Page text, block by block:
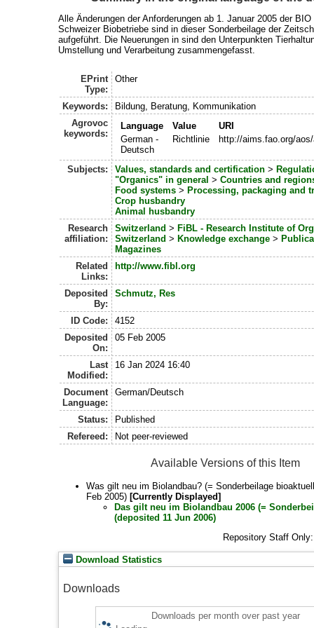
Alle Änderungen der Anforderungen ab 1. Januar 2005 der
Schweizer Biobetriebe sind in dieser Sonderbeilage der
aufgeführt. Die Neuerungen in sind den Unterpunkten
Umstellung und Verarbeitung zusammengefasst.
EPrint
Type:
Other
Keywords:
Bildung, Beratung, Kommunikation
Agrovoc
keywords:
Language Value
URI
German -
Deutsch
Richtlinie http://aims.fao.org/
Subjects: Values, standards and certification>
"Organics" in general > Countries and
Food systems> Processing, packaging and
Crop husbandry
Animal husbandry
Research
affiliation:
Switzerland > FiBL - Research Institute of
Switzerland > Knowledge exchange>
Magazines
Related
Links:
http://www.fibl.org
Deposited
By:
Schmutz, Res
ID Code:
4152
Deposited
On:
05 Feb 2005
Last
Modified:
16 Jan 2024 16:40
Document
Language:
German/Deutsch
Status:
Published
Refereed:
Not peer-reviewed
Available Versions of this Item
Was gilt neu im Biolandbau? (= Sonderbeilage
Feb 2005) [Currently Displayed]
Das gilt neu im Biolandbau 2006 (=
(deposited 11 Jun 2006)
Repository Staff
Download Statistics
Downloads
Downloads per month over past year